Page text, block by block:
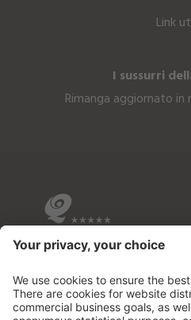
Link
I sussurri
Rimanga aggiornato in